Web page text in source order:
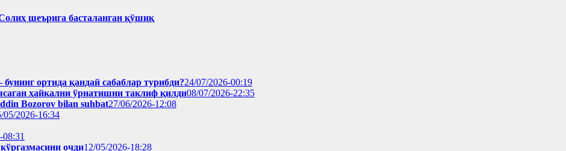
шеърига басталанган қўшиқ
ортида қандай сабаблар турибди?24/07/2026-00:19
ҳайкални ўрнатишни таклиф қилди08/07/2026-22:35
Bozorov bilan suhbat27/06/2026-12:08
05/2026-16:34
очди12/05/2026-18:28